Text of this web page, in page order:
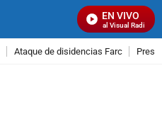
EN VIVO
Señal Visual Radio
Ataque de disidencias Farc